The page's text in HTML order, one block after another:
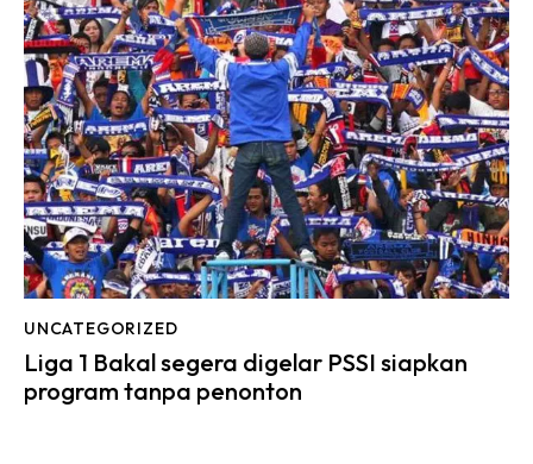
UNCATEGORIZED
Liga 1 Bakal segera digelar PSSI siapkan
program tanpa penonton